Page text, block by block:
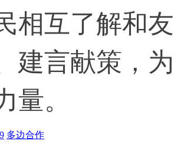
相互了解和
建言献策，
量。
多边合作